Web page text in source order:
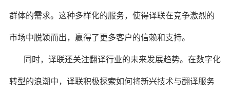
群体的需求。这种多样化的服务，使得译联在竞争激烈的
市场中脱颖而出，赢得了更多客户的信赖和支持。
同时，译联还关注翻译行业的未来发展趋势。在数字化
转型的浪潮中，译联积极探索如何将新兴技术与翻译服务